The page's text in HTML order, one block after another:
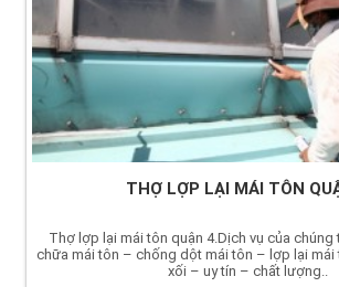
THỢ LỢP LẠI MÁI TÔN
Thợ lợp lại mái tôn quận 4.Dịch vụ của chúng
chữa mái tôn – chống dột mái tôn – lợp lại mái
xối – uy tín – chất lượng..